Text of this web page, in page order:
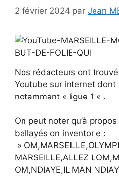
2 février 2024 par Jean
Nos rédacteurs ont
Youtube sur internet dont
notamment « ligue 1 « .
On peut noter qu’à
ballayés on inventorie :
»
MARSEILLE,ALLEZ
OM,NDIAYE,ILIMAN